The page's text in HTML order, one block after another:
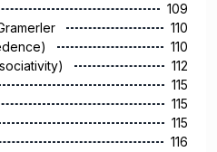
109
110
110
112
115
115
115
116